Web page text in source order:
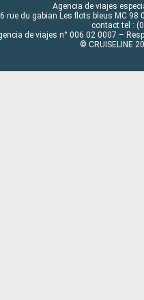
Agencia de viajes
rue du gabian Les flots bleus MC 98
contact tel :
de viajes n° 006 02 0007 –
© CRUISELINE